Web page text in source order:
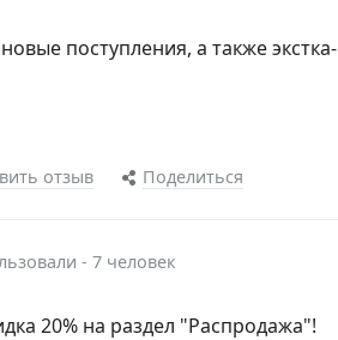
поступления, а также экстка-
отзыв Поделиться
- 7 человек
20% на раздел "Распродажа"!